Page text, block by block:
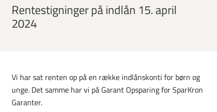
Rentestigninger på indlån 15. april
2024
Vi har sat renten op på en række indlånskonti for børn og
unge. Det samme har vi på Garant Opsparing for SparKron
Garanter.